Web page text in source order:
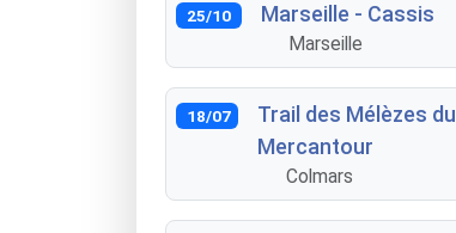
25/10 Marseille - Cassis
Marseille
18/07
Trail des Mélèzes du
Mercantour
Colmars